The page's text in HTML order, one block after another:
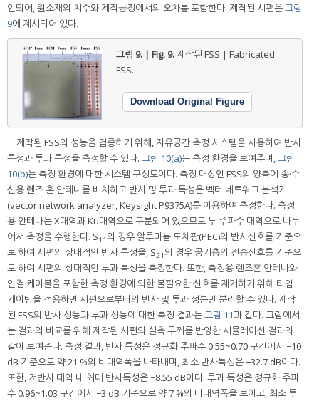
인되어, 원소재의 치수와 제작공정에서의 오차를 포함한다. 제작된 시편은그림
9에 제시되어 있다.
그림 9. | Fig. 9. 제작된 FSS | Fabricated
FSS.
Download Original Figure
제작된 FSS의 성능을 검증하기 위해, 자유공간 측정 시스템을 사용하여 반사
특성과 투과 특성을 측정할 수 있다. 그림 10(a)는 측정 환경을 보여주며,그림
10(b)는 측정 환경에 대한 시스템 구성도이다. 측정 대상인 FSS의 양측에 송·수
신용 렌즈 혼 안테나를 배치하고 반사 및 투과 특성은 벡터 네트워크 분석기
(vector network analyzer, Keysight P9375A)를 이용하여 측정한다. 측정
용 안테나는 X대역과 Ku대역으로 구분되어 있으므로 두 주파수 대역으로 나누
어서 측정을 수행한다. S11의 경우 알루미늄 도체판(PEC)의 반사신호를 기준으
로 하여 시편의 상대적인 반사 특성을, S21의 경우 공기층의 전송신호를 기준으
로 하여 시편의 상대적인 투과 특성을 측정한다. 또한, 측정용 렌즈혼 안테나와
연결 케이블을 포함한 측정 환경에 의한 불필요한 신호를 제거하기 위해 타임
게이팅을 적용하면 시편으로부터의 반사 및 투과 성분만 분리할 수 있다. 제작
된 FSS의 반사 성능과 투과 성능에 대한 측정 결과는그림 11과 같다. 그림에서
는 결과의 비교를 위해 제작된 시편의 실측 두께를 반영한 시뮬레이션 결과와
같이 보여준다. 측정 결과, 반사 특성은 정규화 주파수 0.55~0.70 구간에서 −10
dB 기준으로 약 21 %의 비대역폭을 나타내며, 최소 반사특성은 −32.7 dB이다.
또한, 저반사 대역 내 최대 반사특성은 −8.55 dB이다. 투과 특성은 정규화 주파
수 0.96~1.03 구간에서 −3 dB 기준으로 약 7 %의 비대역폭을 보이고, 최소 투